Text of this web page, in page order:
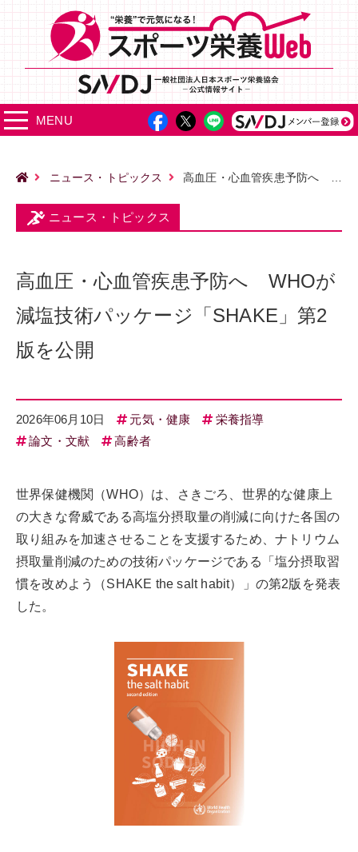
MENU
ニュース・トピックス 高血圧・心血管疾患予防へ WHOが減塩技術パッケージ「SHAKE」第2版を公開
ニュース・トピックス
高血圧・心血管疾患予防へ WHOが
減塩技術パッケージ「SHAKE」第2
版を公開
2026年06月10日 元気・健康
栄養指導
論文・文献
高齢者
世界保健機関（WHO）は、さきごろ、世界的な健康上
の大きな脅威である高塩分摂取量の削減に向けた各国の
取り組みを加速させることを支援するため、ナトリウム
摂取量削減のための技術パッケージである「塩分摂取習
慣を改めよう（SHAKE the salt habit）」の第2版を発表
した。